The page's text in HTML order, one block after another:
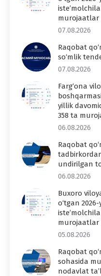
murojaatlar
07.08.2026
Raqobat
so‘mlik
07.08.2026
Farg‘ona
yillik
358 ta
06.08.2026
Raqobat
undirilgan
06.08.2026
Buxoro
o‘tgan
murojaatlar
05.08.2026
Raqobat
sohasida
nodavlat